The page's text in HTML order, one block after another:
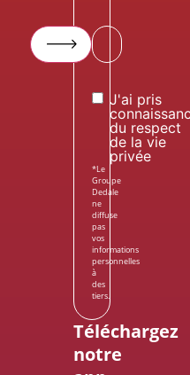
Votre
email*
Consent
J'ai pris
du respect
de la vie
privée
*Le
Groupe
Dedale
ne
diffuse
pas
vos
informations
personnelles
à
des
tiers.
Téléchargez
notre